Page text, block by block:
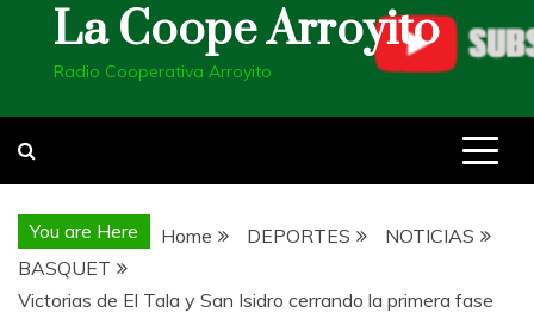
La Coope Arroyito
Radio Cooperativa Arroyito
You are Here Home DEPORTES
NOTICIAS
BASQUET
Victorias de El Tala y San Isidro cerrando la primera fase